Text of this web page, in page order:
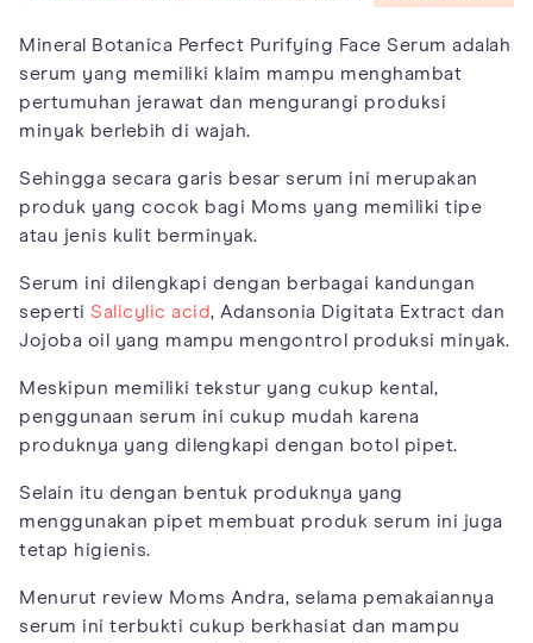
Mineral Botanica Perfect Purifying Face Serum adalah
serum yang memiliki klaim mampu menghambat
pertumuhan jerawat dan mengurangi produksi
minyak berlebih di wajah.
Sehingga secara garis besar serum ini merupakan
produk yang cocok bagi Moms yang memiliki tipe
atau jenis kulit berminyak.
Serum ini dilengkapi dengan berbagai kandungan
seperti Salicylic acid, Adansonia Digitata Extract dan
Jojoba oil yang mampu mengontrol produksi minyak.
Meskipun memiliki tekstur yang cukup kental,
penggunaan serum ini cukup mudah karena
produknya yang dilengkapi dengan botol pipet.
Selain itu dengan bentuk produknya yang
menggunakan pipet membuat produk serum ini juga
tetap higienis.
Menurut review Moms Andra, selama pemakaiannya
serum ini terbukti cukup berkhasiat dan mampu